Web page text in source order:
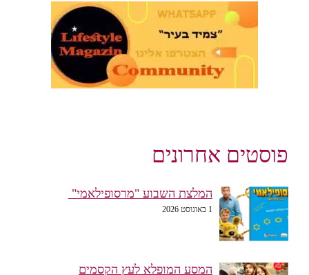
פוסטים אחרונים
המלצת השבוע "מרסופילאמי"
1 באוגוסט 2026
המסע המופלא לעץ הקסמים